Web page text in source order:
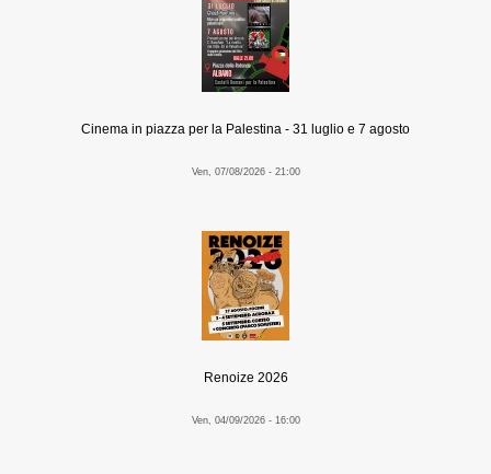
Cinema in piazza per la Palestina - 31 luglio e 7 agosto
Ven, 07/08/2026 - 21:00
Renoize 2026
Ven, 04/09/2026 - 16:00